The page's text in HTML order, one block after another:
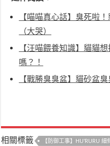
【喵喵真心話】臭死啦
（大哭）
【汪喵餵養知識】貓貓
嗎？！
【戰勝臭臭盆】貓砂盆
相關標籤 【防御工事】HU'RURU 細